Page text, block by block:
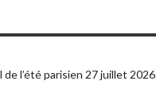
l’été parisien 27 juillet 2026